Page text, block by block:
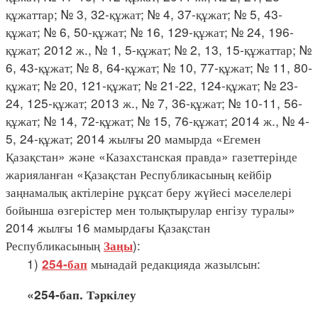
құжаттар; № 3, 32-құжат; № 4, 37-құжат; № 5, 43-
құжат; № 6, 50-құжат; № 16, 129-құжат; № 24, 196-
құжат; 2012 ж., № 1, 5-құжат; № 2, 13, 15-құжаттар; №
6, 43-құжат; № 8, 64-құжат; № 10, 77-құжат; № 11, 80-
құжат; № 20, 121-құжат; № 21-22, 124-құжат; № 23-
24, 125-құжат; 2013 ж., № 7, 36-құжат; № 10-11, 56-
құжат; № 14, 72-құжат; № 15, 76-құжат; 2014 ж., № 4-
5, 24-құжат; 2014 жылғы 20 мамырда «Егемен
Қазақстан» және «Казахстанская правда» газеттерінде
жарияланған «Қазақстан Республикасының кейбір
заңнамалық актілеріне рұқсат беру жүйесі мәселелері
бойынша өзгерістер мен толықтырулар енгізу туралы»
2014 жылғы 16 мамырдағы Қазақстан
Республикасының Заңы):
1) 254-бап мынадай редакцияда жазылсын:
«254-бап. Тәркілеу